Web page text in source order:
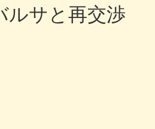
ルサと再交渉